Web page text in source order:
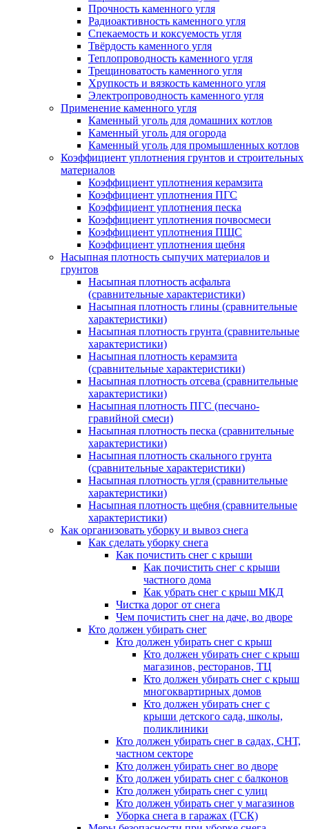
Прочность каменного угля
Радиоактивность каменного угля
Спекаемость и коксуемость угля
Твёрдость каменного угля
Теплопроводность каменного угля
Трещиноватость каменного угля
Хрупкость и вязкость каменного угля
Электропроводность каменного угля
Применение каменного угля
Каменный уголь для домашних котлов
Каменный уголь для огорода
Каменный уголь для промышленных котлов
Коэффициент уплотнения грунтов и строительных
материалов
Коэффициент уплотнения керамзита
Коэффициент уплотнения ПГС
Коэффициент уплотнения песка
Коэффициент уплотнения почвосмеси
Коэффициент уплотнения ПЩС
Коэффициент уплотнения щебня
Насыпная плотность сыпучих материалов и
грунтов
Насыпная плотность асфальта
(сравнительные характеристики)
Насыпная плотность глины (сравнительные
характеристики)
Насыпная плотность грунта (сравнительные
характеристики)
Насыпная плотность керамзита
(сравнительные характеристики)
Насыпная плотность отсева (сравнительные
характеристики)
Насыпная плотность ПГС (песчано-
гравийной смеси)
Насыпная плотность песка (сравнительные
характеристики)
Насыпная плотность скального грунта
(сравнительные характеристики)
Насыпная плотность угля (сравнительные
характеристики)
Насыпная плотность щебня (сравнительные
характеристики)
Как организовать уборку и вывоз снега
Как сделать уборку снега
Как почистить снег с крыши
Как почистить снег с крыши
частного дома
Как убрать снег с крыш МКД
Чистка дорог от снега
Чем почистить снег на даче, во дворе
Кто должен убирать снег
Кто должен убирать снег с крыш
Кто должен убирать снег с крыш
магазинов, ресторанов, ТЦ
Кто должен убирать снег с крыш
многоквартирных домов
Кто должен убирать снег с
крыши детского сада, школы,
поликлиники
Кто должен убирать снег в садах, СНТ,
частном секторе
Кто должен убирать снег во дворе
Кто должен убирать снег с балконов
Кто должен убирать снег с улиц
Кто должен убирать снег у магазинов
Уборка снега в гаражах (ГСК)